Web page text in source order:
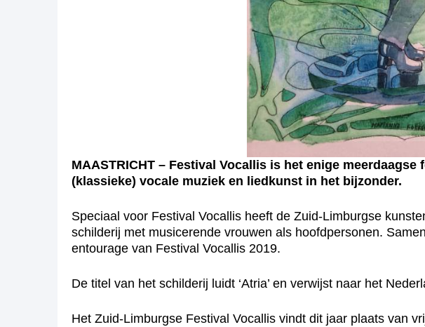
MAASTRICHT – Festival Vocallis is het enige
(klassieke) vocale muziek en liedkunst in het bijzonder.
Speciaal voor Festival Vocallis heeft de Zuid-Limburgse
schilderij met musicerende vrouwen als hoofdpersonen.
entourage van Festival Vocallis 2019.
De titel van het schilderij luidt ‘Atria’ en verwijst naar het
Het Zuid-Limburgse Festival Vocallis vindt dit jaar plaats van